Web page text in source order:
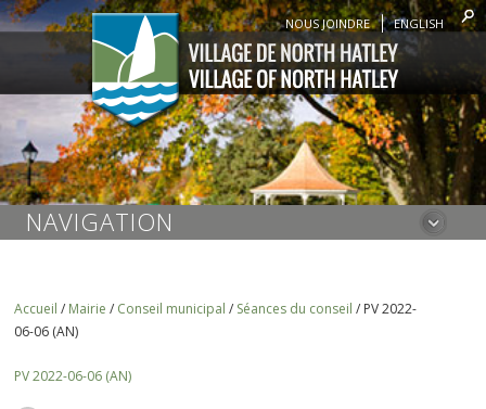
NOUS JOINDRE ENGLISH
NAVIGATION
Accueil / Mairie / Conseil municipal / Séances du conseil / PV 2022-
06-06 (AN)
PV 2022-06-06 (AN)